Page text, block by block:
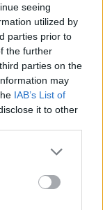
seeing
utilized by
parties prior to
the further
parties on the
may
IAB’s List of
it to other
more Google
may click to
party tags to
below Google
2019
τα